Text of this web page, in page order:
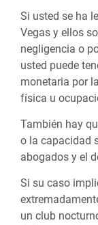
Si usted se ha
Vegas y ellos
negligencia o
usted puede
monetaria por
física u
También hay
o la capacidad
abogados y el
Si su caso
un club